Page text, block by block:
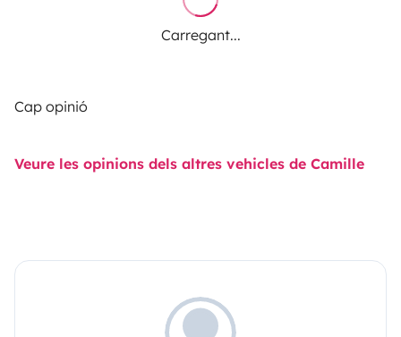
Carregant...
Cap opinió
Veure les opinions dels altres vehicles de Camille